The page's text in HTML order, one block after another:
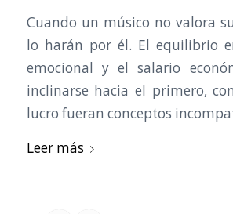
Cuando un músico no valora
lo harán por él. El equilibrio
emocional y el salario
inclinarse hacia el primero,
lucro fueran conceptos
Leer más